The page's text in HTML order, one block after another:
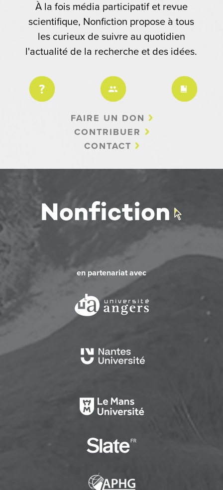
À la fois média participatif et revue
scientifique, Nonfiction propose à tous
les curieux de suivre au quotidien
l'actualité de la recherche et des idées.
FAIRE UN DON
CONTRIBUER
CONTACT
en partenariat avec